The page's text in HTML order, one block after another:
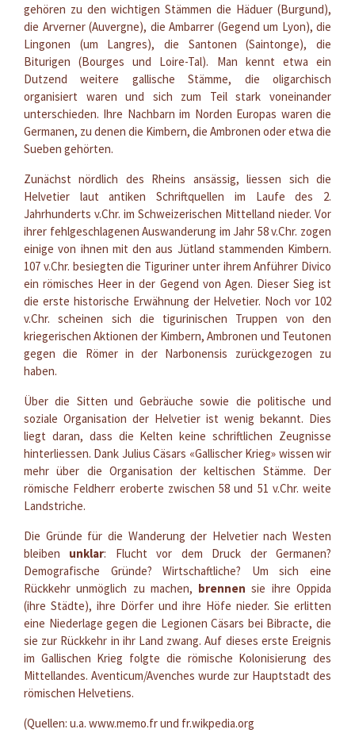
gehören zu den wichtigen Stämmen die Häduer (Burgund),
die Arverner (Auvergne), die Ambarrer (Gegend um Lyon), die
Lingonen (um Langres), die Santonen (Saintonge), die
Biturigen (Bourges und Loire-Tal). Man kennt etwa ein
Dutzend weitere gallische Stämme, die oligarchisch
organisiert waren und sich zum Teil stark voneinander
unterschieden. Ihre Nachbarn im Norden Europas waren die
Germanen, zu denen die Kimbern, die Ambronen oder etwa die
Sueben gehörten.
Zunächst nördlich des Rheins ansässig, liessen sich die
Helvetier laut antiken Schriftquellen im Laufe des 2.
Jahrhunderts v.Chr. im Schweizerischen Mittelland nieder. Vor
ihrer fehlgeschlagenen Auswanderung im Jahr 58 v.Chr. zogen
einige von ihnen mit den aus Jütland stammenden Kimbern.
107 v.Chr. besiegten die Tiguriner unter ihrem Anführer Divico
ein römisches Heer in der Gegend von Agen. Dieser Sieg ist
die erste historische Erwähnung der Helvetier. Noch vor 102
v.Chr. scheinen sich die tigurinischen Truppen von den
kriegerischen Aktionen der Kimbern, Ambronen und Teutonen
gegen die Römer in der Narbonensis zurückgezogen zu
haben.
Über die Sitten und Gebräuche sowie die politische und
soziale Organisation der Helvetier ist wenig bekannt. Dies
liegt daran, dass die Kelten keine schriftlichen Zeugnisse
hinterliessen. Dank Julius Cäsars «Gallischer Krieg» wissen wir
mehr über die Organisation der keltischen Stämme. Der
römische Feldherr eroberte zwischen 58 und 51 v.Chr. weite
Landstriche.
Die Gründe für die Wanderung der Helvetier nach Westen
bleiben unklar: Flucht vor dem Druck der Germanen?
Demografische Gründe? Wirtschaftliche? Um sich eine
Rückkehr unmöglich zu machen, brennen sie ihre Oppida
(ihre Städte), ihre Dörfer und ihre Höfe nieder. Sie erlitten
eine Niederlage gegen die Legionen Cäsars bei Bibracte, die
sie zur Rückkehr in ihr Land zwang. Auf dieses erste Ereignis
im Gallischen Krieg folgte die römische Kolonisierung des
Mittellandes. Aventicum/Avenches wurde zur Hauptstadt des
römischen Helvetiens.
(Quellen: u.a. www.memo.fr und fr.wikpedia.org